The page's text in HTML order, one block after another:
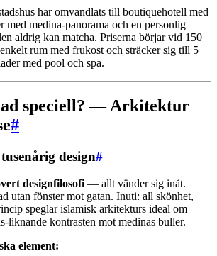
har omvandlats till boutiquehotell med
med medina-panorama och en personlig
aldrig kan matcha. Priserna börjar vid 150
rum med frukost och sträcker sig till 5
med pool och spa.
speciell? — Arkitektur
#
design#
designfilosofi — allt vänder sig inåt.
utan fönster mot gatan. Inuti: all skönhet,
speglar islamisk arkitekturs ideal om
liknande kontrasten mot medinas buller.
element: